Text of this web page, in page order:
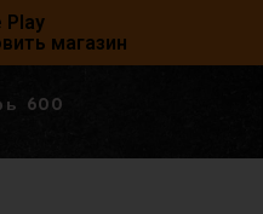
Play
магазин
600